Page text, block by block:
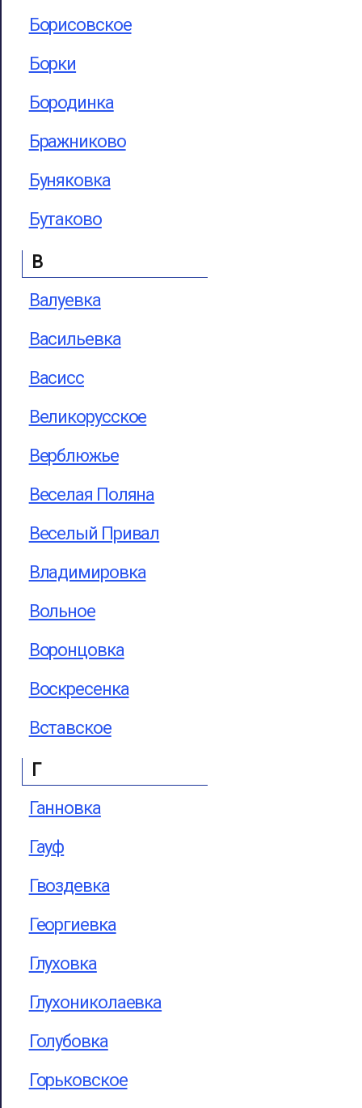
Борисовское
Борки
Бородинка
Бражниково
Буняковка
Бутаково
В
Валуевка
Васильевка
Васисс
Великорусское
Верблюжье
Веселая Поляна
Веселый Привал
Владимировка
Вольное
Воронцовка
Воскресенка
Вставское
Г
Ганновка
Гауф
Гвоздевка
Георгиевка
Глуховка
Глухониколаевка
Голубовка
Горьковское